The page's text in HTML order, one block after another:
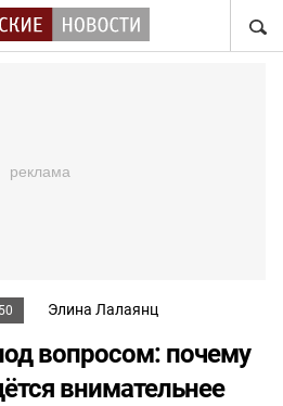
Элина Лалаянц
вопросом: почему
внимательнее